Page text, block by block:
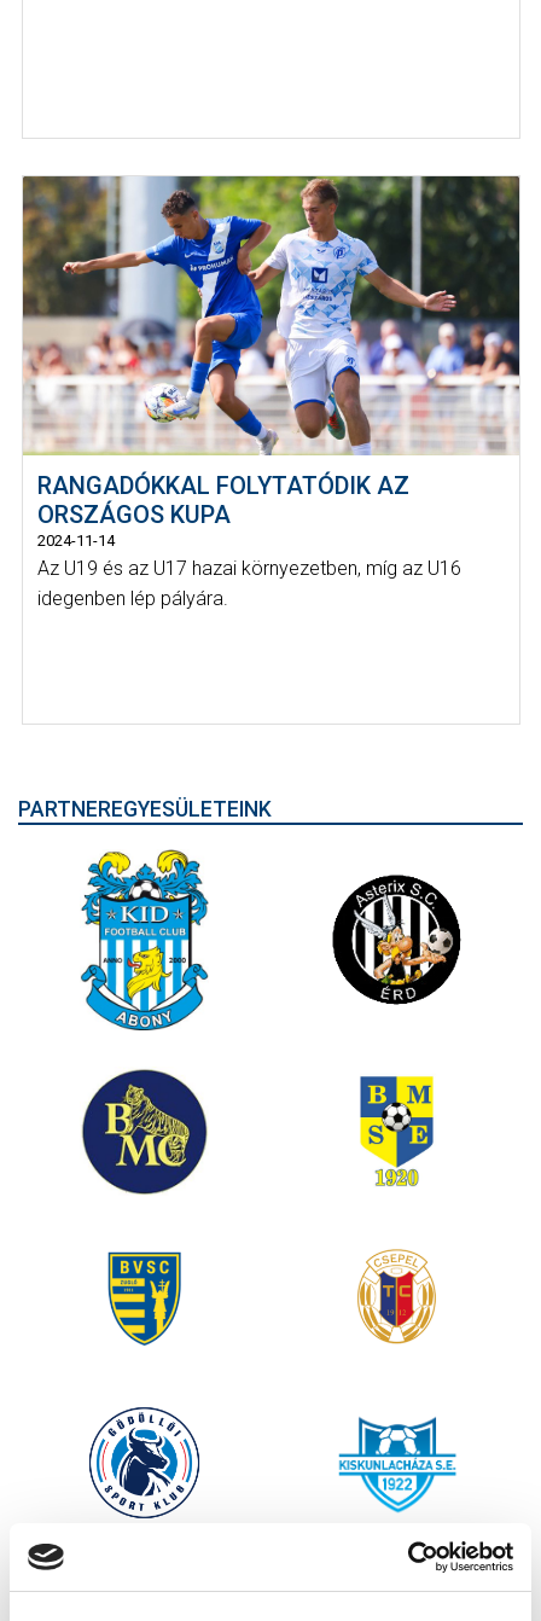
RANGADÓKKAL FOLYTATÓDIK AZ
ORSZÁGOS KUPA
2024-11-14
Az U19 és az U17 hazai környezetben, míg az U16
idegenben lép pályára.
PARTNEREGYESÜLETEINK